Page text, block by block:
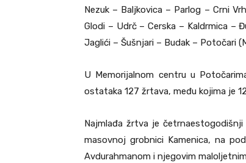
Nezuk – Baljkovica – Parlog – Crni
Glodi – Udrč – Cerska – Kaldrmica –
Jaglići – Šušnjari – Budak – Potočari
U Memorijalnom centru u
ostataka 127 žrtava, među kojima je
Najmlađa žrtva je
masovnoj grobnici Kamenica, na
Avdurahmanom i njegovim